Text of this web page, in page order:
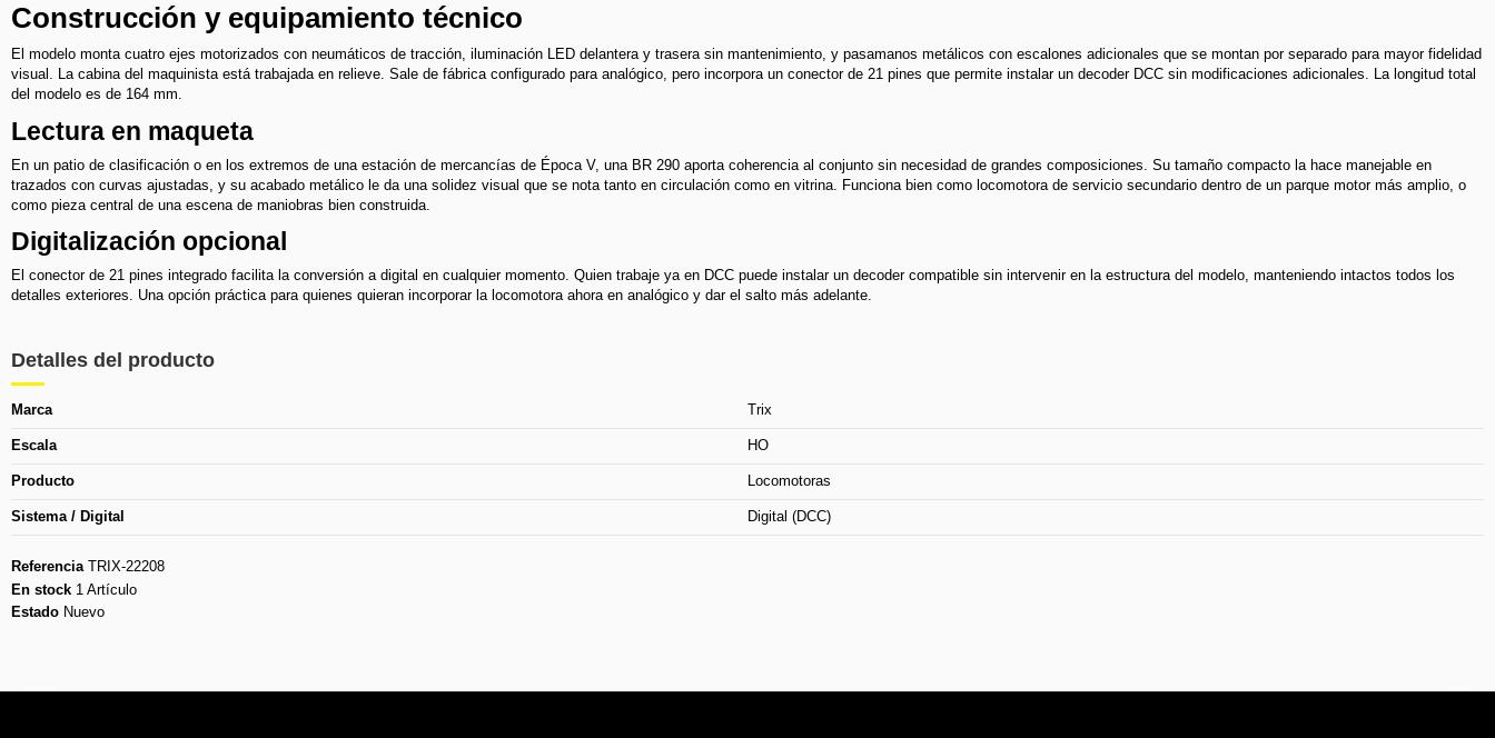
Construcción y equipamiento técnico
El modelo monta cuatro ejes motorizados con neumáticos de tracción, iluminación LED delantera y trasera sin mantenimiento, y pasamanos metálicos con escalones adicionales que se montan por separado para mayor fidelidad
visual. La cabina del maquinista está trabajada en relieve. Sale de fábrica configurado para analógico, pero incorpora un conector de 21 pines que permite instalar un decoder DCC sin modificaciones adicionales. La longitud total
del modelo es de 164 mm.
Lectura en maqueta
En un patio de clasificación o en los extremos de una estación de mercancías de Época V, una BR 290 aporta coherencia al conjunto sin necesidad de grandes composiciones. Su tamaño compacto la hace manejable en
trazados con curvas ajustadas, y su acabado metálico le da una solidez visual que se nota tanto en circulación como en vitrina. Funciona bien como locomotora de servicio secundario dentro de un parque motor más amplio, o
como pieza central de una escena de maniobras bien construida.
Digitalización opcional
El conector de 21 pines integrado facilita la conversión a digital en cualquier momento. Quien trabaje ya en DCC puede instalar un decoder compatible sin intervenir en la estructura del modelo, manteniendo intactos todos los
detalles exteriores. Una opción práctica para quienes quieran incorporar la locomotora ahora en analógico y dar el salto más adelante.
Detalles del producto
Marca Trix
Escala HO
Producto Locomotoras
Sistema / Digital Digital (DCC)
Referencia TRIX-22208
En stock 1 Artículo
Estado Nuevo